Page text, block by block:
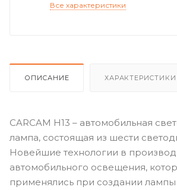
Все характеристики
ОПИСАНИЕ ХАРАКТЕРИСТИКИ
CARCAM Н13 – автомобильная
лампа, состоящая из шести
Новейшие технологии в
автомобильного освещения,
применялись при создании лампы